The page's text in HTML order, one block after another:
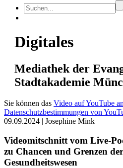
Digitales
Mediathek der
Stadtakademie
Sie können das Video auf YouTube
Datenschutzbestimmungen von
09.09.2024 | Josephine Mink
Videomitschnitt vom Live-
zu Chancen und Grenzen
Gesundheitswesen